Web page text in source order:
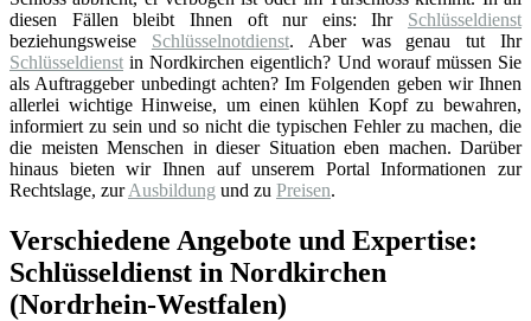
diesen Fällen bleibt Ihnen oft nur eins: Ihr Schlüsseldienst
beziehungsweise Schlüsselnotdienst. Aber was genau tut Ihr
Schlüsseldienst in Nordkirchen eigentlich? Und worauf müssen Sie
als Auftraggeber unbedingt achten? Im Folgenden geben wir Ihnen
allerlei wichtige Hinweise, um einen kühlen Kopf zu bewahren,
informiert zu sein und so nicht die typischen Fehler zu machen, die
die meisten Menschen in dieser Situation eben machen. Darüber
hinaus bieten wir Ihnen auf unserem Portal Informationen zur
Rechtslage, zurAusbildung und zu Preisen.
Verschiedene Angebote und Expertise:
Schlüsseldienst in Nordkirchen
(Nordrhein-Westfalen)